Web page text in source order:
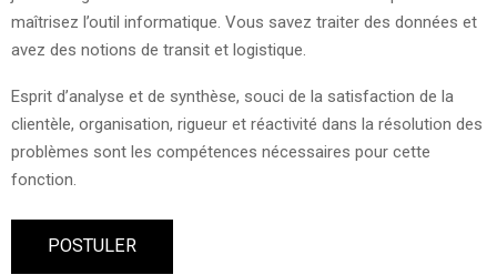
maîtrisez l’outil informatique. Vous savez traiter des données et
avez des notions de transit et logistique.
Esprit d’analyse et de synthèse, souci de la satisfaction de la
clientèle, organisation, rigueur et réactivité dans la résolution des
problèmes sont les compétences nécessaires pour cette
fonction.